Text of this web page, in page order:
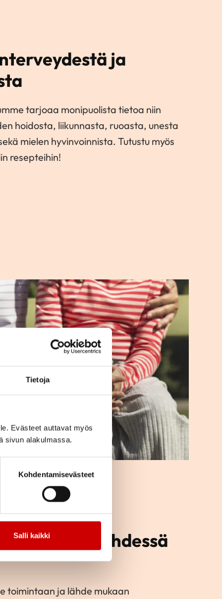
Tietoja
Evästeet auttavat myös
sivun alakulmassa.
Kohdentamisevästeet
Salli kaikki
ja
tarjoaa monipuolista tietoa niin
hoidosta, liikunnasta, ruoasta, unesta
mielen hyvinvoinnista. Tutustu myös
resepteihin!
ja yhdessä
toimintaan ja lähde mukaan